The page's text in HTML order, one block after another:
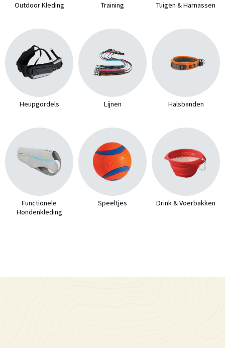
Outdoor Kleding Training Tuigen & Harnassen
Heupgordels Lijnen Halsbanden
Functionele
Hondenkleding
Speeltjes Drink & Voerbakken